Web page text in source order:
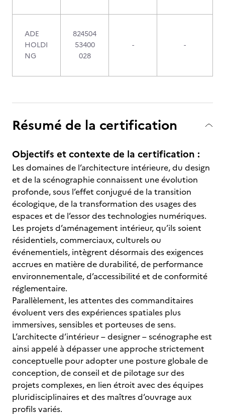
ADE
HOLDI
NG
824504
53400
028
- -
Résumé de la certification
Objectifs et contexte de la certification :
Les domaines de l’architecture intérieure, du design
et de la scénographie connaissent une évolution
profonde, sous l’effet conjugué de la transition
écologique, de la transformation des usages des
espaces et de l’essor des technologies numériques.
Les projets d’aménagement intérieur, qu’ils soient
résidentiels, commerciaux, culturels ou
événementiels, intègrent désormais des exigences
accrues en matière de durabilité, de performance
environnementale, d’accessibilité et de conformité
réglementaire.
Parallèlement, les attentes des commanditaires
évoluent vers des expériences spatiales plus
immersives, sensibles et porteuses de sens.
L’architecte d’intérieur – designer – scénographe est
ainsi appelé à dépasser une approche strictement
conceptuelle pour adopter une posture globale de
conception, de conseil et de pilotage sur des
projets complexes, en lien étroit avec des équipes
pluridisciplinaires et des maîtres d’ouvrage aux
profils variés.